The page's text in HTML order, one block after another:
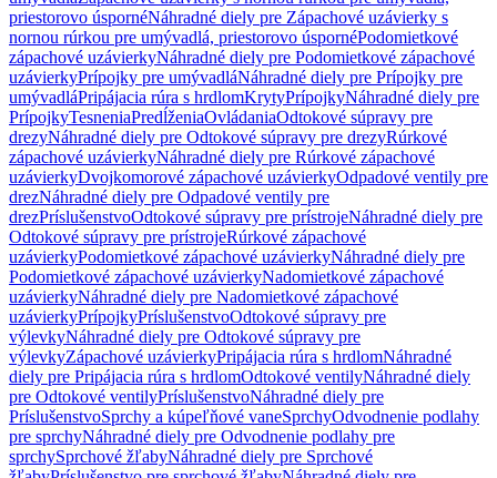
priestorovo úspornéNáhradné diely pre Zápachové uzávierky s
nornou rúrkou pre umývadlá, priestorovo úspornéPodomietkové
zápachové uzávierkyNáhradné diely pre Podomietkové zápachové
uzávierkyPrípojky pre umývadláNáhradné diely pre Prípojky pre
umývadláPripájacia rúra s hrdlomKrytyPrípojkyNáhradné diely pre
PrípojkyTesneniaPredĺženiaOvládaniaOdtokové súpravy pre
drezyNáhradné diely pre Odtokové súpravy pre drezyRúrkové
zápachové uzávierkyNáhradné diely pre Rúrkové zápachové
uzávierkyDvojkomorové zápachové uzávierkyOdpadové ventily pre
drezNáhradné diely pre Odpadové ventily pre
drezPríslušenstvoOdtokové súpravy pre prístrojeNáhradné diely pre
Odtokové súpravy pre prístrojeRúrkové zápachové
uzávierkyPodomietkové zápachové uzávierkyNáhradné diely pre
Podomietkové zápachové uzávierkyNadomietkové zápachové
uzávierkyNáhradné diely pre Nadomietkové zápachové
uzávierkyPrípojkyPríslušenstvoOdtokové súpravy pre
výlevkyNáhradné diely pre Odtokové súpravy pre
výlevkyZápachové uzávierkyPripájacia rúra s hrdlomNáhradné
diely pre Pripájacia rúra s hrdlomOdtokové ventilyNáhradné diely
pre Odtokové ventilyPríslušenstvoNáhradné diely pre
PríslušenstvoSprchy a kúpeľňové vaneSprchyOdvodnenie podlahy
pre sprchyNáhradné diely pre Odvodnenie podlahy pre
sprchySprchové žľabyNáhradné diely pre Sprchové